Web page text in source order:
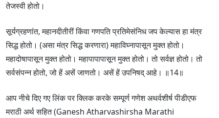
तेजस्वी होतो।
सूर्यग्रहणांत, महानदीतीरीं किंवा गणपति प्रतिमेसंनिध जप केल्यास हा मंत्र
सिद्ध होतो। (असा मंत्र सिद्ध करणारा) महाविघ्नापासून मुक्त होतो।
महादोषापासून मुक्त होतो। महापापापासून मुक्त होतो। तो सर्वज्ञ होतो। तो
सर्वसंपन्न होतो, जो हें असें जाणतो। असें हें उपनिषद् आहे। ॥14॥
आप नीचे दिए गए लिंक पर क्लिक करके सम्पूर्ण गणेश अथर्वशीर्ष पीडीएफ
मराठी अर्थ सहित (Ganesh Atharvashirsha Marathi